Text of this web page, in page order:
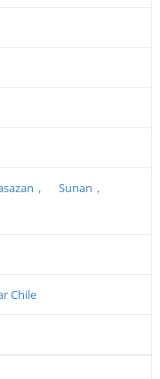
，
Sunan，
Chile